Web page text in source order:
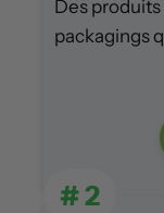
Des
packagings
# 2